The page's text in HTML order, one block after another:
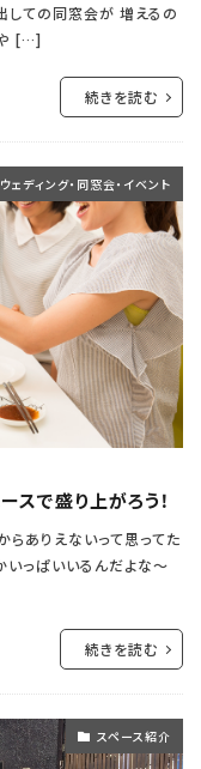
しての同窓会が 増えるの
や […]
続きを読む
ウェディング・同窓会・イベント
スで盛り上がろう！
ありえないって思ってた
いっぱいいるんだよな～
続きを読む
スペース紹介